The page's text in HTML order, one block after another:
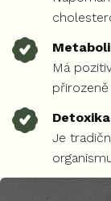
Má
přirozeně
Je